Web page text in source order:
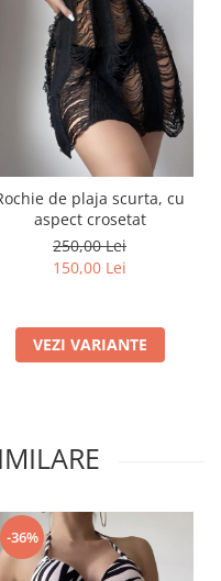
de plaja scurta, cu
aspect crosetat
250,00 Lei
150,00 Lei
VEZI VARIANTE
-36%